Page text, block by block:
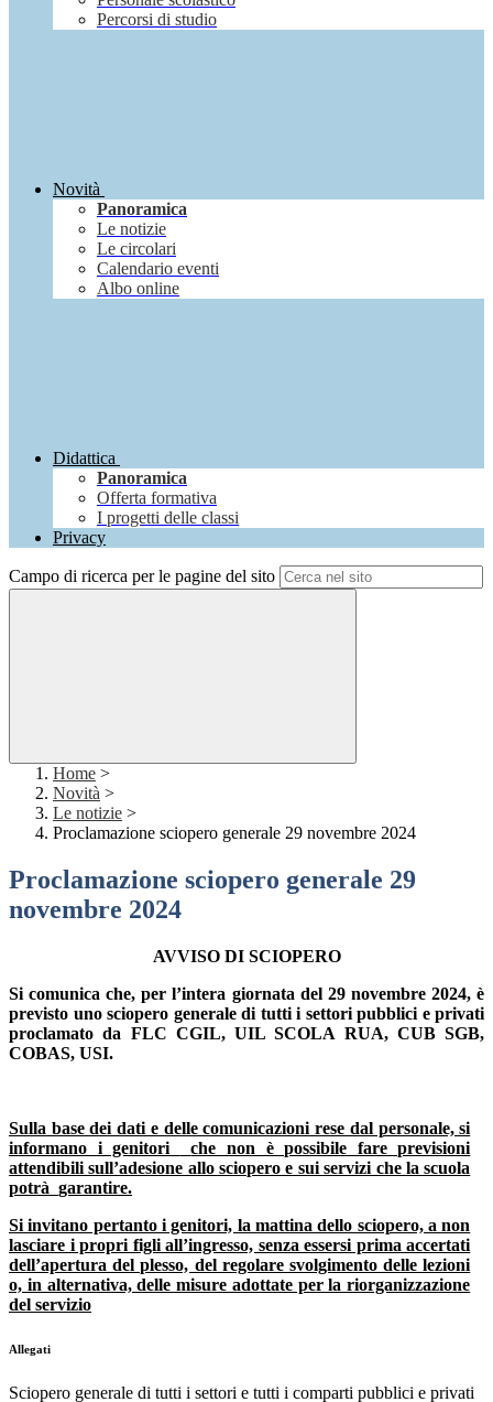
Percorsi di studio
Novità
Panoramica
Le notizie
Le circolari
Calendario eventi
Albo online
Didattica
Panoramica
Offerta formativa
I progetti delle classi
Privacy
Campo di ricerca per le pagine del sito
Home >
Novità >
Le notizie >
Proclamazione sciopero generale 29 novembre 2024
Proclamazione sciopero generale 29
novembre 2024
AVVISO DI SCIOPERO
Si comunica che, per l’intera giornata del 29 novembre 2024, è
previsto uno sciopero generale di tutti i settori pubblici e privati
proclamato da FLC CGIL, UIL SCOLA RUA, CUB SGB,
COBAS, USI.
Sulla base dei dati e delle comunicazioni rese dal personale, si
informano i genitori
che non è possibile fare previsioni
attendibili sull’adesione allo sciopero e sui servizi che la scuola
potrà garantire.
Si invitano pertanto i genitori, la mattina dello sciopero, a non
lasciare i propri figli all’ingresso, senza essersi prima accertati
dell’apertura del plesso, del regolare svolgimento delle lezioni
o, in alternativa, delle misure adottate per la riorganizzazione
del servizio
Allegati
Sciopero generale di tutti i settori e tutti i comparti pubblici e privati